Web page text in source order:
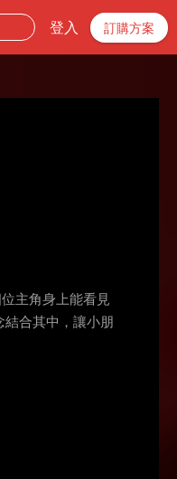
登入 訂購方案
主角身上能看見
合其中，讓小朋